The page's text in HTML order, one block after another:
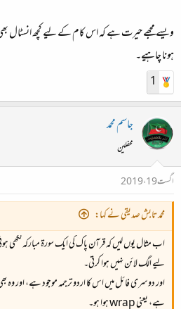
ویسے مجھے حیرت ہے کہ اس کام کے لیے کچھ انسٹال
ہونا چاہیے۔
1
جاسم محمد
محفلین
اگست 19، 2019
محمد تابش صدیقی نے کہا:
اب مثال یوں لیں کہ قرآن پاک کی ایک سورۃ مبارکہ
لیے الگ لائن نہیں ہوا کرتی۔
اور دوسری فائل میں اس کا اردو ترجمہ موجود ہے، اور
ہے، یعنی wrap ہوا ہو۔